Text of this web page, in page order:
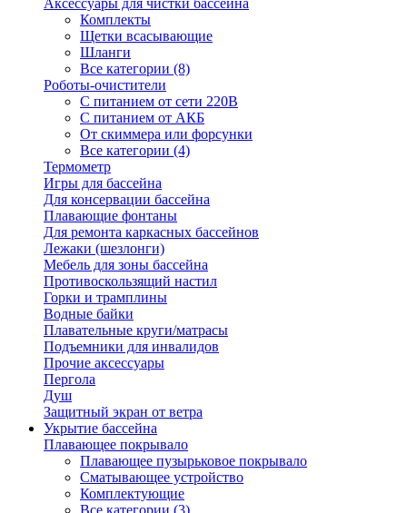
Аксессуары для чистки бассейна
Комплекты
Щетки всасывающие
Шланги
Все категории (8)
Роботы-очистители
С питанием от сети 220В
С питанием от АКБ
От скиммера или форсунки
Все категории (4)
Термометр
Игры для бассейна
Для консервации бассейна
Плавающие фонтаны
Для ремонта каркасных бассейнов
Лежаки (шезлонги)
Мебель для зоны бассейна
Противоскользящий настил
Горки и трамплины
Водные байки
Плавательные круги/матрасы
Подъемники для инвалидов
Прочие аксессуары
Пергола
Душ
Защитный экран от ветра
Укрытие бассейна
Плавающее покрывало
Плавающее пузырьковое покрывало
Сматывающее устройство
Комплектующие
Все категории (3)